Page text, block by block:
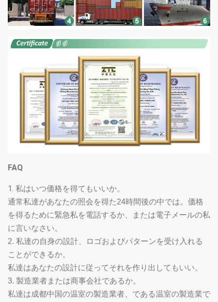
FAQ
1. 私はいつ価格を得てもいいか。
通常私達があなたの照会を得た24時間後の中では。価格
を得るために緊急私を電話するか、または電子メールの私
に言いなさい。
2. 私達の自身の設計、ロゴおよびパターンを受け入れる
ことができるか。
私達はあなたの設計に従ってそれを作り出してもいい。
3. 製造業者または商事会社であるか。
私達は成都中国の温室の製造業者、である温室の製造業で